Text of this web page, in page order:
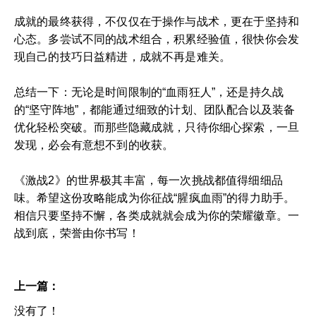
成就的最终获得，不仅仅在于操作与战术，更在于坚持和
心态。多尝试不同的战术组合，积累经验值，很快你会发
现自己的技巧日益精进，成就不再是难关。
总结一下：无论是时间限制的“血雨狂人”，还是持久战
的“坚守阵地”，都能通过细致的计划、团队配合以及装备
优化轻松突破。而那些隐藏成就，只待你细心探索，一旦
发现，必会有意想不到的收获。
《激战2》的世界极其丰富，每一次挑战都值得细细品
味。希望这份攻略能成为你征战“腥疯血雨”的得力助手。
相信只要坚持不懈，各类成就就会成为你的荣耀徽章。一
战到底，荣誉由你书写！
上一篇：
没有了！